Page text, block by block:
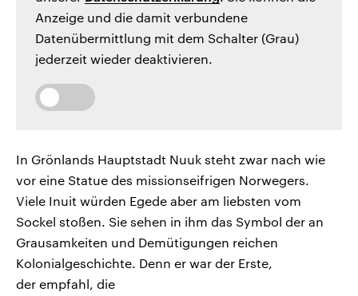
Anzeige und die damit verbundene
Datenübermittlung mit dem Schalter (Grau)
jederzeit wieder deaktivieren.
In Grönlands Hauptstadt Nuuk steht zwar nach wie
vor eine Statue des missionseifrigen Norwegers.
Viele Inuit würden Egede aber am liebsten vom
Sockel stoßen. Sie sehen in ihm das Symbol der an
Grausamkeiten und Demütigungen reichen
Kolonialgeschichte. Denn er war der Erste,
der empfahl, die